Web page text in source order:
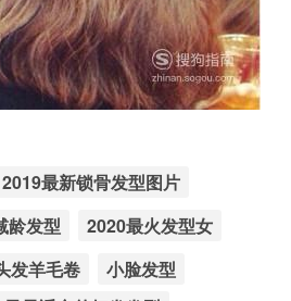
2019最新锁骨发型图片
龄发型
2020最火发型女
发羊毛卷
小脸发型